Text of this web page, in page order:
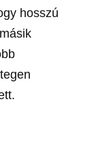
hosszú